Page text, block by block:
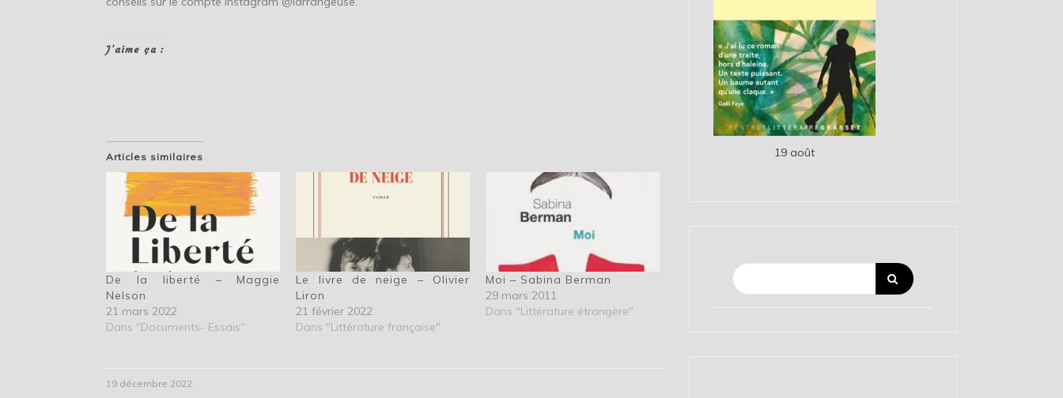
J’aime ça :
Articles similaires
De la liberté – Maggie
Nelson
21 mars 2022
Dans "Documents- Essais"
Le livre de neige – Olivier
Liron
21 février 2022
Dans "Littérature française"
Moi – Sabina Berman
29 mars 2011
Dans "Littérature étrangère"
19 décembre 2022
19 août